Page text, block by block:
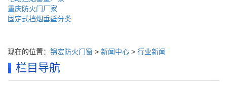
重庆防火门厂家
固定式挡烟垂壁分类
现在的位置： 锦宏防火门窗 > 新闻中心 > 行业新闻
栏目导航